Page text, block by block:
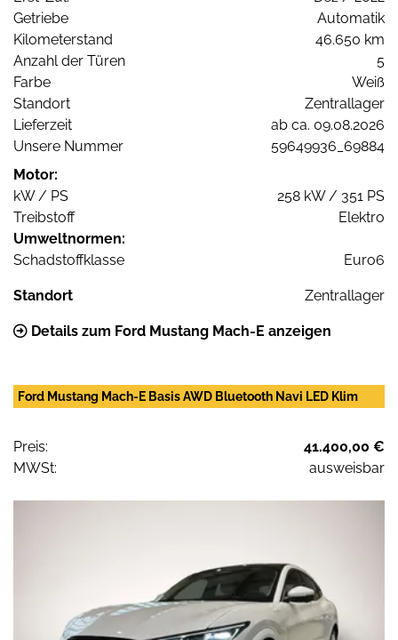
Getriebe
Automatik
Kilometerstand
46.650 km
Anzahl der Türen
5
Farbe
Weiß
Standort
Zentrallager
Lieferzeit
ab ca. 09.08.2026
Unsere Nummer
59649936_69884
Motor:
kW / PS
258 kW / 351 PS
Treibstoff
Elektro
Umweltnormen:
Schadstoffklasse
Euro6
Standort Zentrallager
Details zum Ford Mustang Mach-E anzeigen
Ford Mustang Mach-E Basis AWD Bluetooth Navi LED Klim
Preis:
41.400,00 €
MWSt:
ausweisbar